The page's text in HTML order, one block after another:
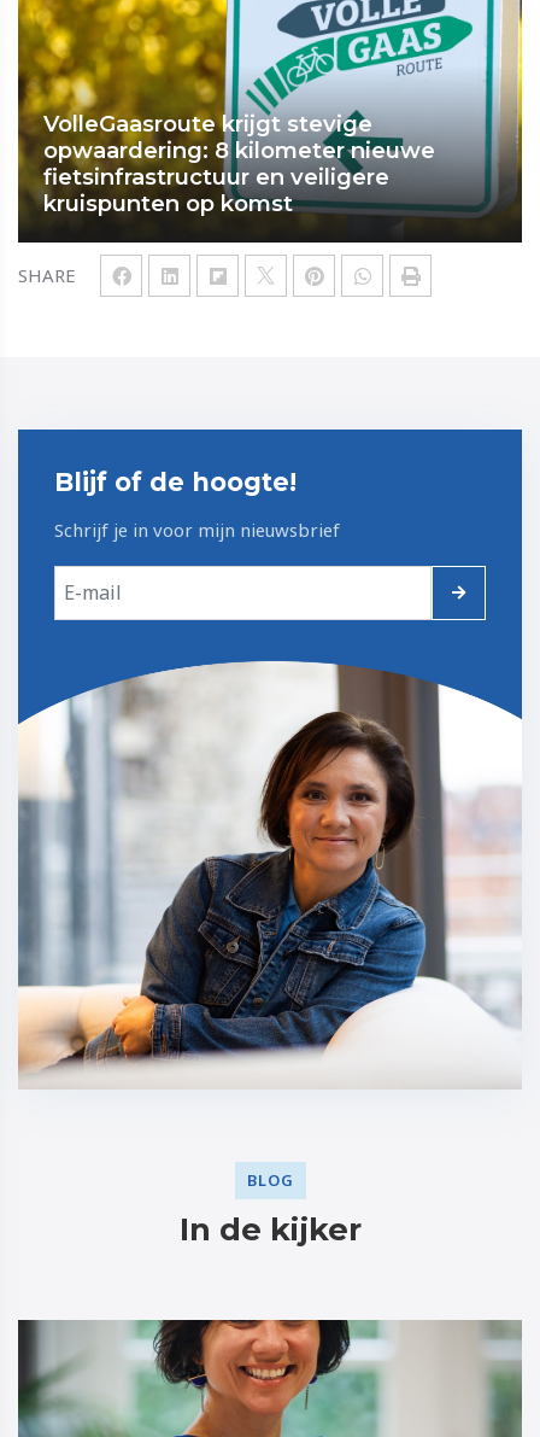
SHARE
VolleGaasroute krijgt stevige
opwaardering: 8 kilometer nieuwe
fietsinfrastructuur en veiligere
kruispunten op komst
Blijf of de hoogte!
Schrijf je in voor mijn nieuwsbrief
BLOG
In de kijker